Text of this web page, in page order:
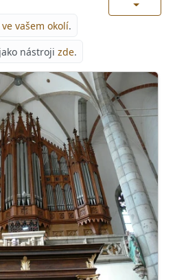
ve vašem okolí.
nástrojizde.